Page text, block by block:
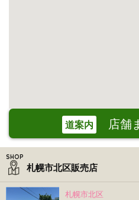
道案内 店舗
札幌市北区販売店
札幌市北区